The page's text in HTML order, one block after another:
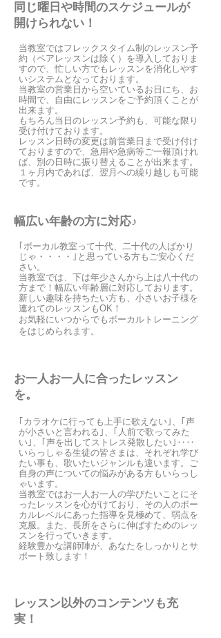
同じ曜日や時間のスケジュールが
開けられない！
当教室ではフレックスタイム制のレッスン予
約（ペアレッスンは除く）を導入しておりま
すので、 忙しい方でもレッスンを消化しやす
いシステムとなっております。
当教室の営業日から空いているお日にち、お
時間で、自由にレッスンをご予約頂くことが
出来ます。
もちろん当日のレッスン予約も、可能な限り
受け付けております。
レッスン日時の変更は前営業日まで受け付け
ておりますので、 急用や急病等ご一報頂けれ
ば、別の日時に振り替えることが出来ます。
１ヶ月内であれば、翌月への繰り越しも可能
です。
幅広い年齢の方に対応♪
｢ボーカル教室って十代、二十代の人ばかり
じゃ・・・・｣と思っている方もご安心くだ
さい。
当教室では、下は年少さんから上は八十代の
方まで！幅広い年齢層に対応しております。
新しい趣味を持ちたい方も、小さいお子様を
連れてのレッスンもOK！
お気軽にいつからでもボーカルトレーニング
をはじめられます。
お一人お一人に合ったレッスン
を。
｢カラオケに行っても上手に歌えない｣、｢声
が小さいと言われる｣、｢人前で歌ってみた
い｣、
｢声を出してストレス発散したい｣‥‥
いらっしゃる生徒の皆さまは、それぞれ学び
たい事も、歌いたいジャンルも違います。ご
自身の声についての悩みがある方もいらっし
ゃいます。
当教室ではお一人お一人の学びたいことにそ
ったレッスンを心がけており、その人のボー
カルレベルにあった指導を見極めて、弱点を
克服。
また、長所をさらに伸ばすためのレッ
スンを行っていきます。
経験豊かな講師陣が、あなたをしっかりとサ
ポート致します！
​レッスン以外のコンテンツも充
実！